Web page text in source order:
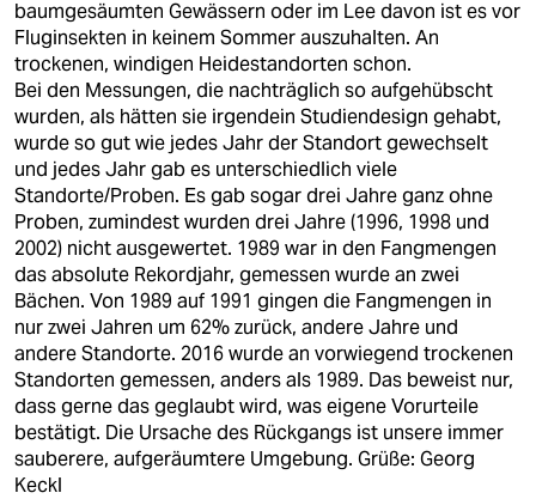
baumgesäumten Gewässern oder im Lee davon ist es vor
Fluginsekten in keinem Sommer auszuhalten. An
trockenen, windigen Heidestandorten schon.
Bei den Messungen, die nachträglich so aufgehübscht
wurden, als hätten sie irgendein Studiendesign gehabt,
wurde so gut wie jedes Jahr der Standort gewechselt
und jedes Jahr gab es unterschiedlich viele
Standorte/Proben. Es gab sogar drei Jahre ganz ohne
Proben, zumindest wurden drei Jahre (1996, 1998 und
2002) nicht ausgewertet. 1989 war in den Fangmengen
das absolute Rekordjahr, gemessen wurde an zwei
Bächen. Von 1989 auf 1991 gingen die Fangmengen in
nur zwei Jahren um 62% zurück, andere Jahre und
andere Standorte. 2016 wurde an vorwiegend trockenen
Standorten gemessen, anders als 1989. Das beweist nur,
dass gerne das geglaubt wird, was eigene Vorurteile
bestätigt. Die Ursache des Rückgangs ist unsere immer
sauberere, aufgeräumtere Umgebung. Grüße: Georg
Keckl